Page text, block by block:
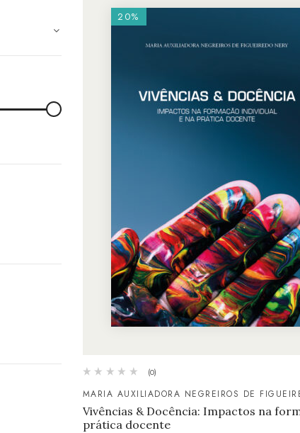
20%
(0)
MARIA AUXILIADORA NEGREIROS DE
Vivências & Docência: Impactos na
prática docente